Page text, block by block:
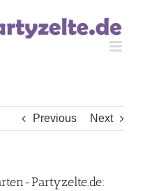
Previous Next
Partyzelte.de: